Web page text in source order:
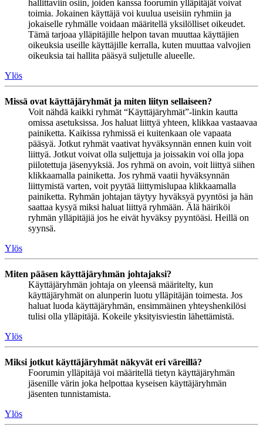
hallittaviin osiin, joiden kanssa foorumin ylläpitäjät voivat
toimia. Jokainen käyttäjä voi kuulua useisiin ryhmiin ja
jokaiselle ryhmälle voidaan määritellä yksilölliset oikeudet.
Tämä tarjoaa ylläpitäjille helpon tavan muuttaa käyttäjien
oikeuksia useille käyttäjille kerralla, kuten muuttaa valvojien
oikeuksia tai hallita pääsyä suljetulle alueelle.
Ylös
Missä ovat käyttäjäryhmät ja miten liityn sellaiseen?
Voit nähdä kaikki ryhmät “Käyttäjäryhmät”-linkin kautta
omissa asetuksissa. Jos haluat liittyä yhteen, klikkaa vastaavaa
painiketta. Kaikissa ryhmissä ei kuitenkaan ole vapaata
pääsyä. Jotkut ryhmät vaativat hyväksynnän ennen kuin voit
liittyä. Jotkut voivat olla suljettuja ja joissakin voi olla jopa
piilotettuja jäsenyyksiä. Jos ryhmä on avoin, voit liittyä siihen
klikkaamalla painiketta. Jos ryhmä vaatii hyväksynnän
liittymistä varten, voit pyytää liittymislupaa klikkaamalla
painiketta. Ryhmän johtajan täytyy hyväksyä pyyntösi ja hän
saattaa kysyä miksi haluat liittyä ryhmään. Älä häiriköi
ryhmän ylläpitäjiä jos he eivät hyväksy pyyntöäsi. Heillä on
syynsä.
Ylös
Miten pääsen käyttäjäryhmän johtajaksi?
Käyttäjäryhmän johtaja on yleensä määritelty, kun
käyttäjäryhmät on alunperin luotu ylläpitäjän toimesta. Jos
haluat luoda käyttäjäryhmän, ensimmäinen yhteyshenkilösi
tulisi olla ylläpitäjä. Kokeile yksityisviestin lähettämistä.
Ylös
Miksi jotkut käyttäjäryhmät näkyvät eri väreillä?
Foorumin ylläpitäjä voi määritellä tietyn käyttäjäryhmän
jäsenille värin joka helpottaa kyseisen käyttäjäryhmän
jäsenten tunnistamista.
Ylös